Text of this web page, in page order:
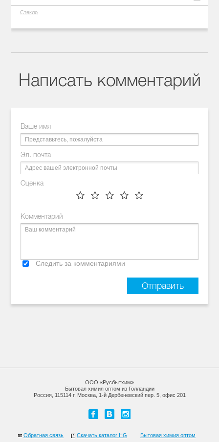
Стекло
Написать комментарий
Ваше имя
Эл. почта
Оценка
Комментарий
Следить за комментариями
ООО «Русбытхим»
Бытовая химия оптом из Голландии
Россия, 115114 г. Москва, 1-й Дербеневский пер. 5, офис 201
Обратная связь Скачать каталог HG Бытовая химия оптом